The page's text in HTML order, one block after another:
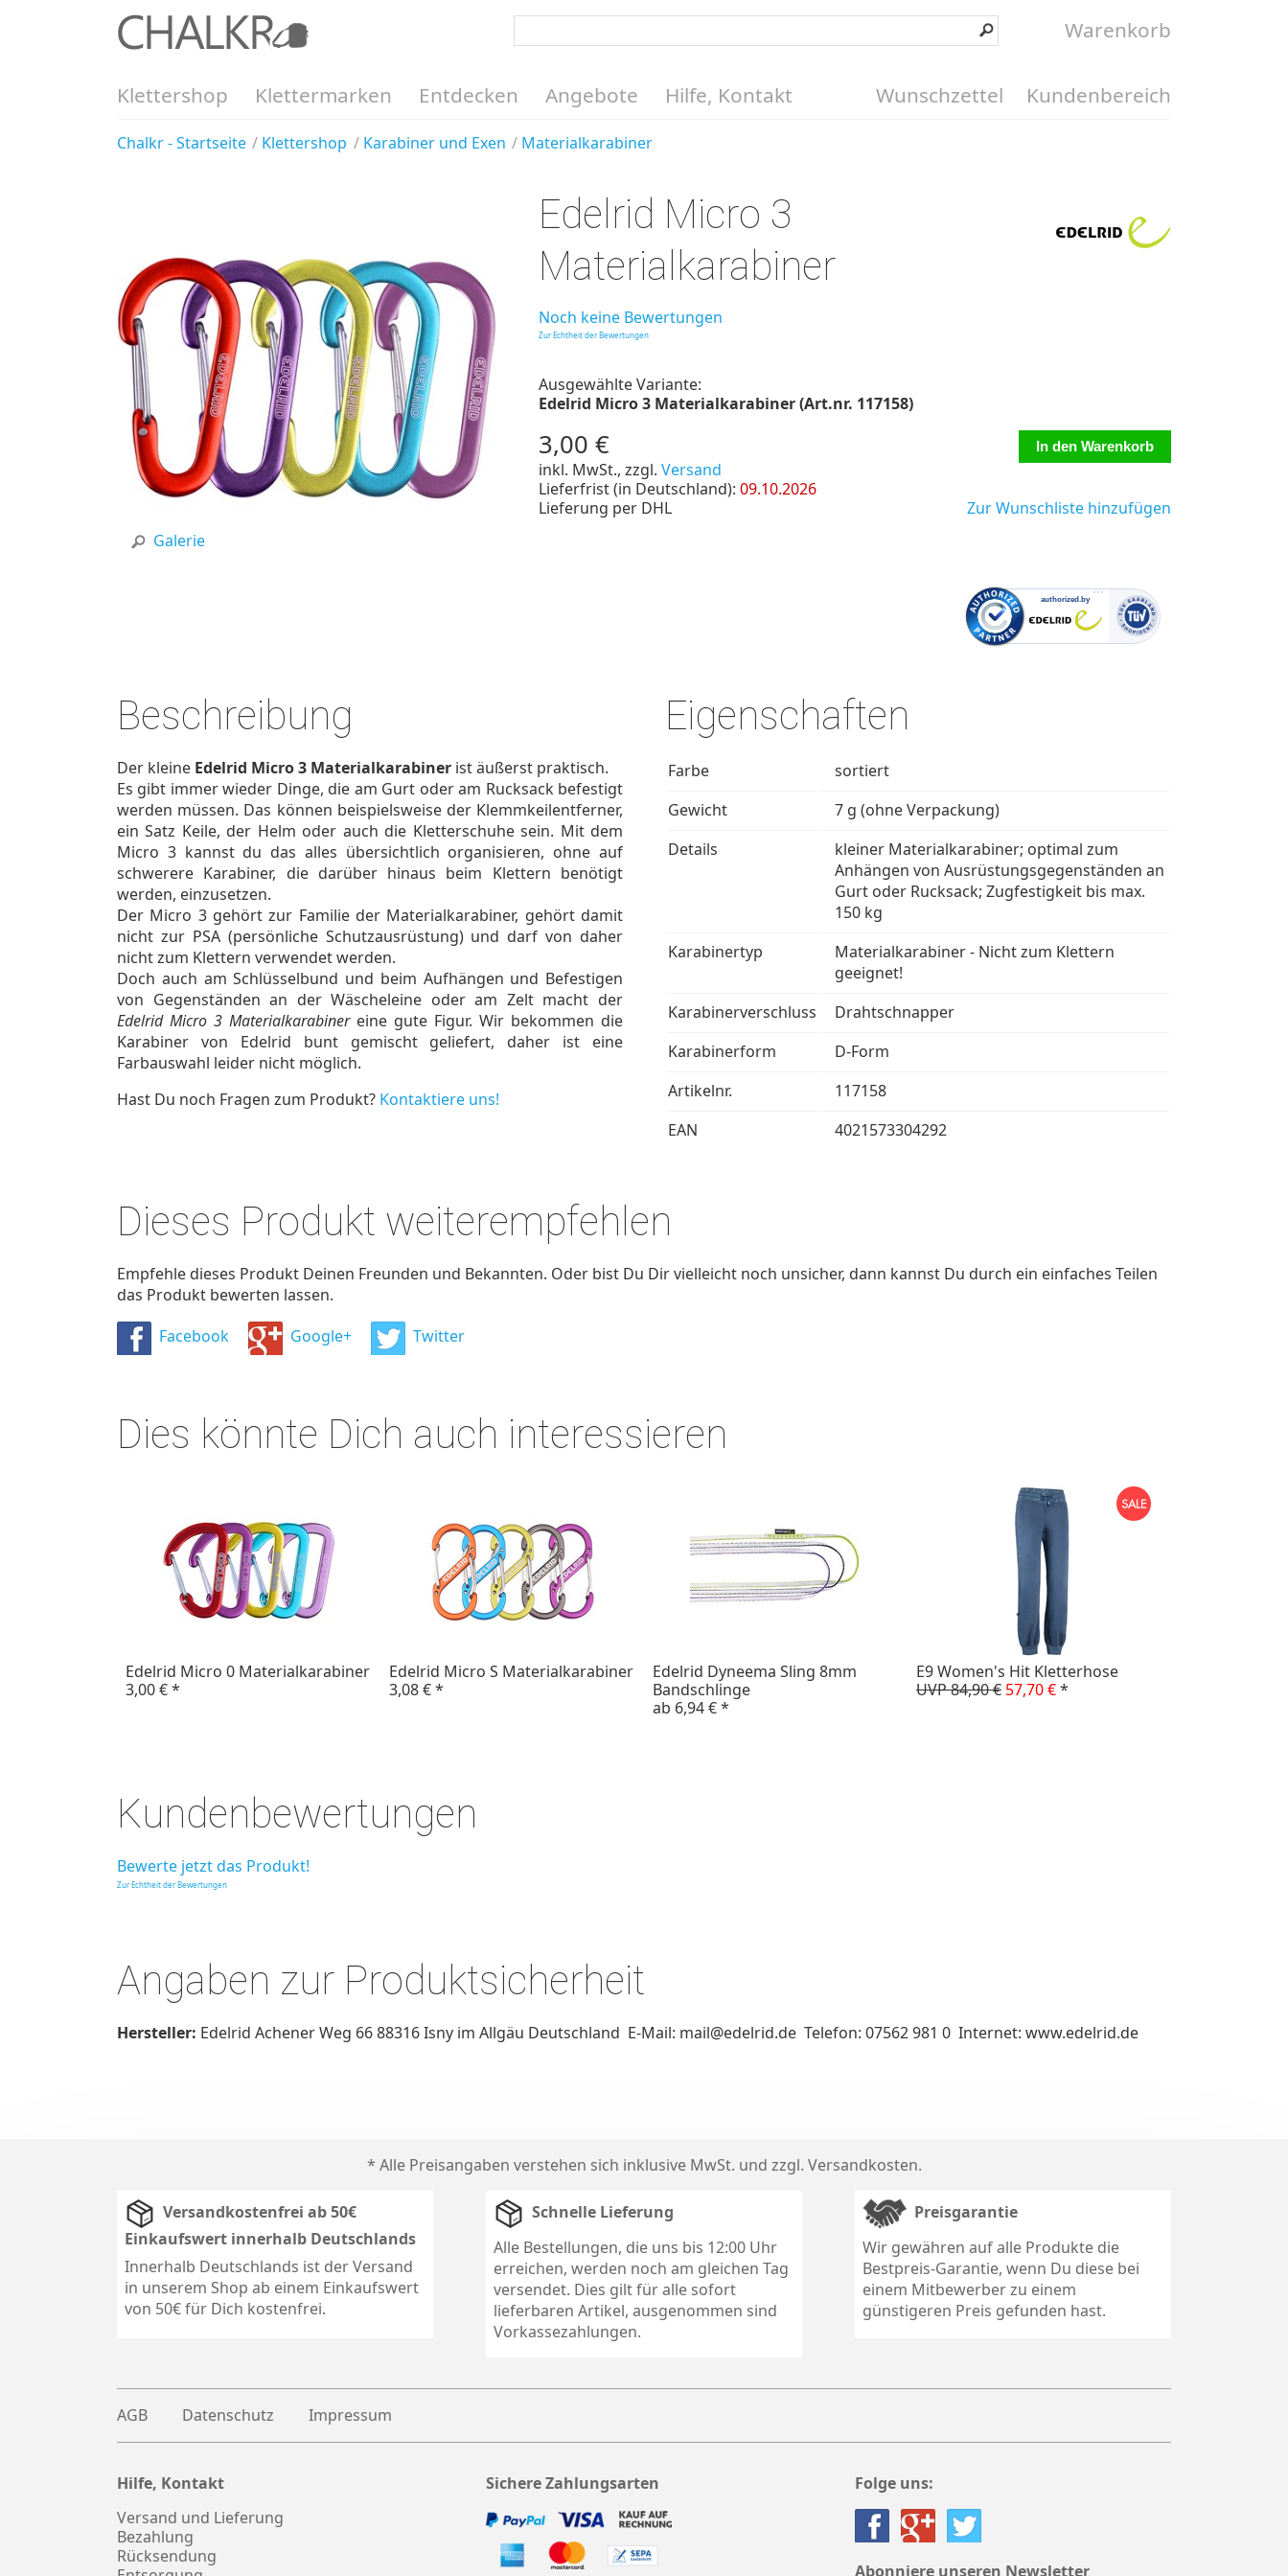
Warenkorb
Klettershop Klettermarken Entdecken Angebote Hilfe, Kontakt Kundenbereich
Wunschzettel
Chalkr - Startseite Klettershop Karabiner und Exen Materialkarabiner
Galerie
Edelrid Micro 3
Materialkarabiner
Noch keine Bewertungen
Zur Echtheit der Bewertungen
Ausgewählte Variante:
Edelrid Micro 3 Materialkarabiner (Art.nr. 117158)
3,00 €
inkl. MwSt., zzgl. Versand
Lieferfrist (in Deutschland): 09.10.2026
Lieferung per DHL
Zur Wunschliste hinzufügen
Eigenschaften
Farbe
sortiert
Gewicht
7 g (ohne Verpackung)
Details
kleiner Materialkarabiner; optimal zum
Anhängen von Ausrüstungsgegenständen an
Gurt oder Rucksack; Zugfestigkeit bis max.
150 kg
Karabinertyp
Materialkarabiner - Nicht zum Klettern
geeignet!
Karabinerverschluss
Drahtschnapper
Karabinerform
D-Form
Artikelnr.
117158
EAN
4021573304292
Beschreibung
Der kleine Edelrid Micro 3 Materialkarabiner ist äußerst praktisch.
Es gibt immer wieder Dinge, die am Gurt oder am Rucksack befestigt
werden müssen. Das können beispielsweise der Klemmkeilentferner,
ein Satz Keile, der Helm oder auch die Kletterschuhe sein. Mit dem
Micro 3 kannst du das alles übersichtlich organisieren, ohne auf
schwerere Karabiner, die darüber hinaus beim Klettern benötigt
werden, einzusetzen.
Der Micro 3 gehört zur Familie der Materialkarabiner, gehört damit
nicht zur PSA (persönliche Schutzausrüstung) und darf von daher
nicht zum Klettern verwendet werden.
Doch auch am Schlüsselbund und beim Aufhängen und Befestigen
von Gegenständen an der Wäscheleine oder am Zelt macht der
Edelrid Micro 3 Materialkarabinereine gute Figur. Wir bekommen die
Karabiner von Edelrid bunt gemischt geliefert, daher ist eine
Farbauswahl leider nicht möglich.
Hast Du noch Fragen zum Produkt? Kontaktiere uns!
Dieses Produkt weiterempfehlen
Empfehle dieses Produkt Deinen Freunden und Bekannten. Oder bist Du Dir vielleicht noch unsicher, dann kannst Du durch ein einfaches Teilen
das Produkt bewerten lassen.
Facebook
Google+ Twitter
Dies könnte Dich auch interessieren
Edelrid Micro 0 Materialkarabiner
3,00 €*
Edelrid Micro S Materialkarabiner
3,08 €*
Edelrid Dyneema Sling 8mm
Bandschlinge
ab 6,94 €*
E9 Women's Hit Kletterhose
UVP 84,90 € 57,70 €*
Kundenbewertungen
Bewerte jetzt das Produkt!
Zur Echtheit der Bewertungen
Angaben zur Produktsicherheit
Hersteller: Edelrid Achener Weg 66 88316 Isny im Allgäu Deutschland E-Mail: mail@edelrid.de Telefon: 07562 981 0 Internet: www.edelrid.de
* Alle Preisangaben verstehen sich inklusive MwSt. und zzgl. Versandkosten.
Versandkostenfrei ab 50€
Einkaufswert innerhalb Deutschlands
Innerhalb Deutschlands ist der Versand
in unserem Shop ab einem Einkaufswert
von 50€ für Dich kostenfrei.
Schnelle Lieferung
Alle Bestellungen, die uns bis 12:00 Uhr
erreichen, werden noch am gleichen Tag
versendet. Dies gilt für alle sofort
lieferbaren Artikel, ausgenommen sind
Vorkassezahlungen.
Preisgarantie
Wir gewähren auf alle Produkte die
Bestpreis-Garantie, wenn Du diese bei
einem Mitbewerber zu einem
günstigeren Preis gefunden hast.
AGB Datenschutz Impressum
Hilfe, Kontakt
Versand und Lieferung
Bezahlung
Rücksendung
Sichere Zahlungsarten
Folge uns:
Abonniere unseren Newsletter